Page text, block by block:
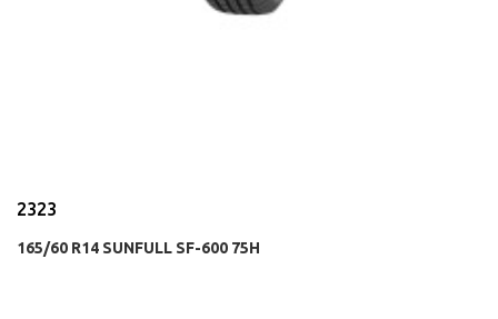
2323
165/60 R14 SUNFULL SF-600 75H